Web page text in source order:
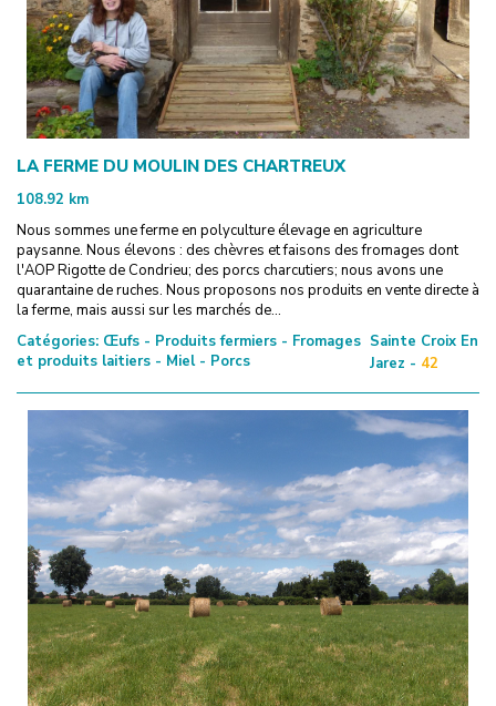
LA FERME DU MOULIN DES CHARTREUX
108.92 km
Nous sommes une ferme en polyculture élevage en agriculture
paysanne. Nous élevons : des chèvres et faisons des fromages dont
l'AOP Rigotte de Condrieu; des porcs charcutiers; nous avons une
quarantaine de ruches. Nous proposons nos produits en vente directe à
la ferme, mais aussi sur les marchés de...
Catégories: Œufs - Produits fermiers - Fromages
et produits laitiers - Miel - Porcs
Sainte Croix En
Jarez - 42